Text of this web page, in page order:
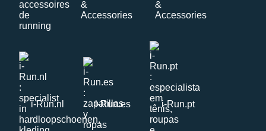
i-Run.nl i-Run.es i-Run.pt